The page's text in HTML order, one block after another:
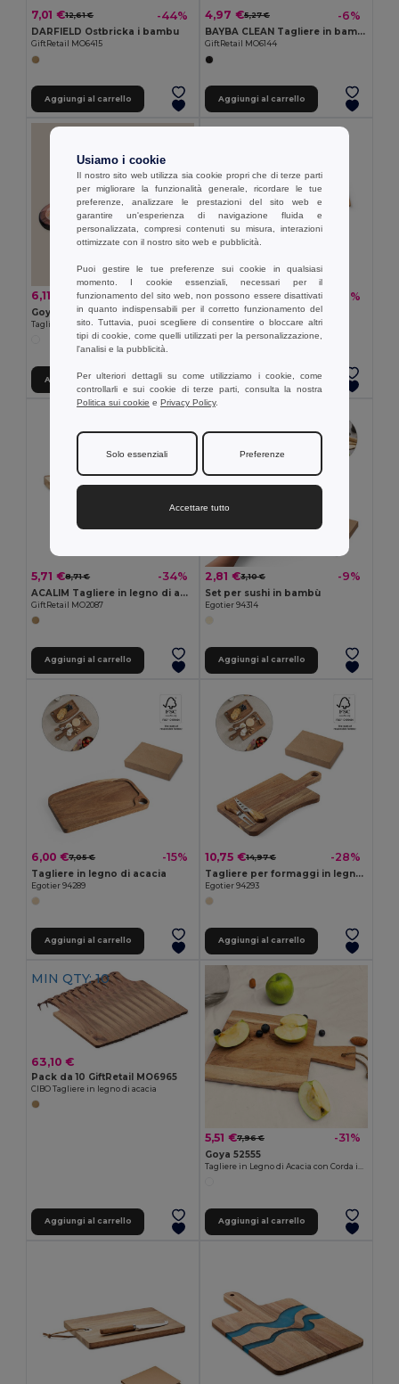
7,01 €12,61 € -44%
DARFIELD Ostbricka i bambu
GiftRetail MO6415
Aggiungi al carrello
4,97 €5,27 € -6%
BAYBA CLEAN Tagliere in bambù
GiftRetail MO6144
Aggiungi al carrello
6,11 € 9,33 € -34%
Goya 52556
Tagliere in Legno di Acacia con Bordi Arrotondati JAGUAR
Aggiungi al carrello
10,27 €12,66 € -19%
Tagliere in bambù
Egotier 94261
Aggiungi al carrello
5,71 €8,71 € -34%
ACALIM Tagliere in legno di acacia
GiftRetail MO2087
Aggiungi al carrello
2,81 €3,10 € -9%
Set per sushi in bambù
Egotier 94314
Aggiungi al carrello
6,00 €7,05 € -15%
Tagliere in legno di acacia
Egotier 94289
Aggiungi al carrello
10,75 €14,97 € -28%
Tagliere per formaggi in legno di acacia con manico in cotone, realizzato con materiale certificato FSC™ e altri materiali controllati
Egotier 94293
Aggiungi al carrello
MIN QTY: 10
63,10 €
Pack da 10 GiftRetail MO6965
CIBO Tagliere in legno di acacia
Aggiungi al carrello
5,51 €7,96 € -31%
Goya 52555
Aggiungi al carrello
Usiamo i cookie
Il nostro sito web utilizza sia cookie propri che di terze parti
per migliorare la funzionalità generale, ricordare le tue
preferenze, analizzare le prestazioni del sito web e
garantire un'esperienza di navigazione fluida e
personalizzata, compresi contenuti su misura, interazioni
ottimizzate con il nostro sito web e pubblicità.
Puoi gestire le tue preferenze sui cookie in qualsiasi
momento. I cookie essenziali, necessari per il
funzionamento del sito web, non possono essere disattivati
in quanto indispensabili per il corretto funzionamento del
sito. Tuttavia, puoi scegliere di consentire o bloccare altri
tipi di cookie, come quelli utilizzati per la personalizzazione,
l'analisi e la pubblicità.
Per ulteriori dettagli su come utilizziamo i cookie, come
controllarli e sui cookie di terze parti, consulta la nostra
Politica sui cookie e Privacy Policy.
Solo essenziali Preferenze
Accettare tutto